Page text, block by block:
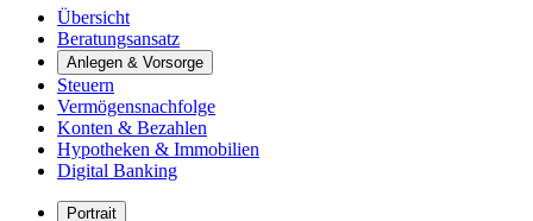
Übersicht
Beratungsansatz
Anlegen & Vorsorge
Steuern
Vermögensnachfolge
Konten & Bezahlen
Hypotheken & Immobilien
Digital Banking
Portrait